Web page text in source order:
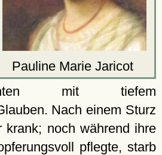
Pauline Marie Jaricot
mit tiefem
Nach einem Sturz
krank; noch während ihre
pflegte, starb